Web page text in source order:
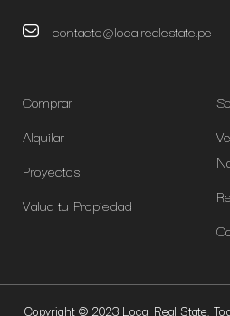
contacto@localrealestate.pe
Comprar
Alquilar
Proyectos
Valua tu Propiedad
Copyright © 2023 Local Real State.